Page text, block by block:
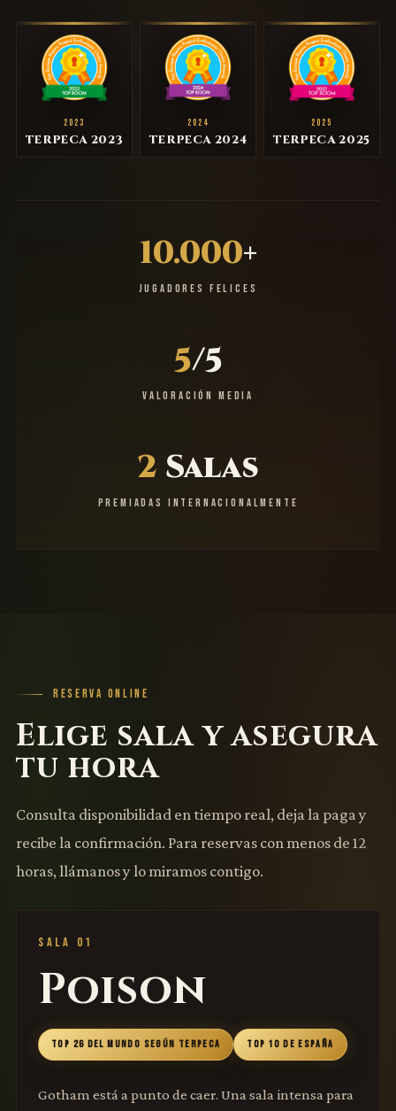
2023
TERPECA 2023
2024
TERPECA 2024
2025
TERPECA 2025
10.000+
JUGADORES FELICES
5/5
VALORACIÓN MEDIA
2 Salas
PREMIADAS INTERNACIONALMENTE
RESERVA ONLINE
Elige sala y asegura
tu hora
Consulta disponibilidad en tiempo real, deja la paga y
recibe la confirmación. Para reservas con menos de 12
horas, llámanos y lo miramos contigo.
SALA 01
Poison
TOP 26 DEL MUNDO SEGÚN TERPECA TOP 10 DE ESPAÑA
Gotham está a punto de caer. Una sala intensa para